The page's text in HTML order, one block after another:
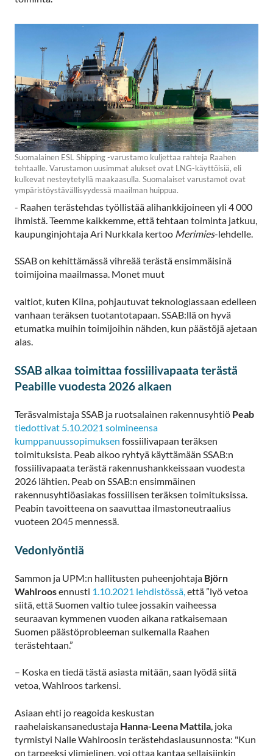
Suomalainen ESL Shipping -varustamo kuljettaa rahteja Raahen
tehtaalle. Varustamon uusimmat alukset ovat LNG-käyttöisiä, eli
kulkevat nesteytetyllä maakaasulla. Suomalaiset varustamot ovat
ympäristöystävällisyydessä maailman huippua.
- ­Raahen terästehdas työllistää alihankkijoineen yli 4 000
ihmistä. Teemme kaikkemme, että tehtaan toiminta jatkuu,
kaupunginjohtaja Ari Nurkkala kertoo Merimies-lehdelle.
SSAB on kehittämässä vihreää terästä ensimmäisinä
toimijoina maailmassa. Monet muut
valtiot, kuten Kiina, pohjautuvat teknologiassaan edelleen
vanhaan teräksen tuotantotapaan. SSAB:llä on hyvä
etumatka muihin toimijoihin nähden, kun päästöjä ajetaan
alas.
SSAB alkaa toimittaa fossiilivapaata terästä
Peabille vuodesta 2026 alkaen
Teräsvalmistaja SSAB ja ruotsalainen rakennusyhtiö Peab
tiedottivat 5.10.2021 solmineensa
kumppanuussopimuksen fossiilivapaan teräksen
toimituksista. Peab aikoo ryhtyä käyttämään SSAB:n
fossiilivapaata terästä rakennushankkeissaan vuodesta
2026 lähtien. Peab on SSAB:n ensimmäinen
rakennusyhtiöasiakas fossiilisen teräksen toimituksissa.
Peabin tavoitteena on saavuttaa ilmastoneutraalius
vuoteen 2045 mennessä.
Vedonlyöntiä
Sammon ja UPM:n hallitusten puheenjohtaja Björn
Wahlroosennusti 1.10.2021 lehdistössä, että ”lyö vetoa
siitä, että Suomen valtio tulee jossakin vaiheessa
seuraavan kymmenen vuoden aikana ratkaisemaan
Suomen päästöprobleeman sulkemalla Raahen
terästehtaan.”
– Koska en tiedä tästä asiasta mitään, saan lyödä siitä
vetoa, Wahlroos tarkensi.
Asiaan ehti jo reagoida keskustan
raahelaiskansanedustaja Hanna-Leena Mattila, joka
tyrmistyi Nalle Wahlroosin terästehdaslausunnosta: "Kun
on tarpeeksi ylimielinen, voi ottaa kantaa sellaisiinkin